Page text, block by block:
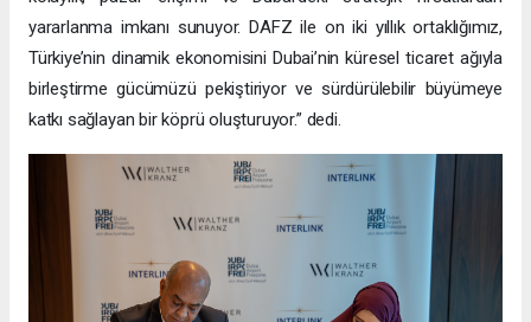
yararlanma imkanı sunuyor. DAFZ ile on iki yıllık ortaklığımız,
Türkiye’nin dinamik ekonomisini Dubai’nin küresel ticaret ağıyla
birleştirme gücümüzü pekiştiriyor ve sürdürülebilir büyümeye
katkı sağlayan bir köprü oluşturuyor.” dedi.